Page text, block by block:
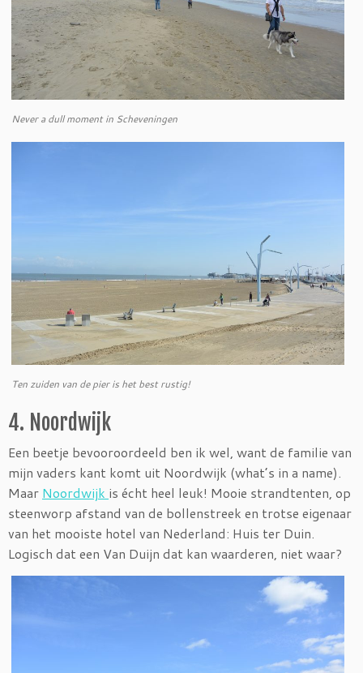
Never a dull moment in Scheveningen
Ten zuiden van de pier is het best rustig!
4. Noordwijk
Een beetje bevooroordeeld ben ik wel, want de familie van
mijn vaders kant komt uit Noordwijk (what’s in a name).
Maar Noordwijk is écht heel leuk! Mooie strandtenten, op
steenworp afstand van de bollenstreek en trotse eigenaar
van het mooiste hotel van Nederland: Huis ter Duin.
Logisch dat een Van Duijn dat kan waarderen, niet waar?